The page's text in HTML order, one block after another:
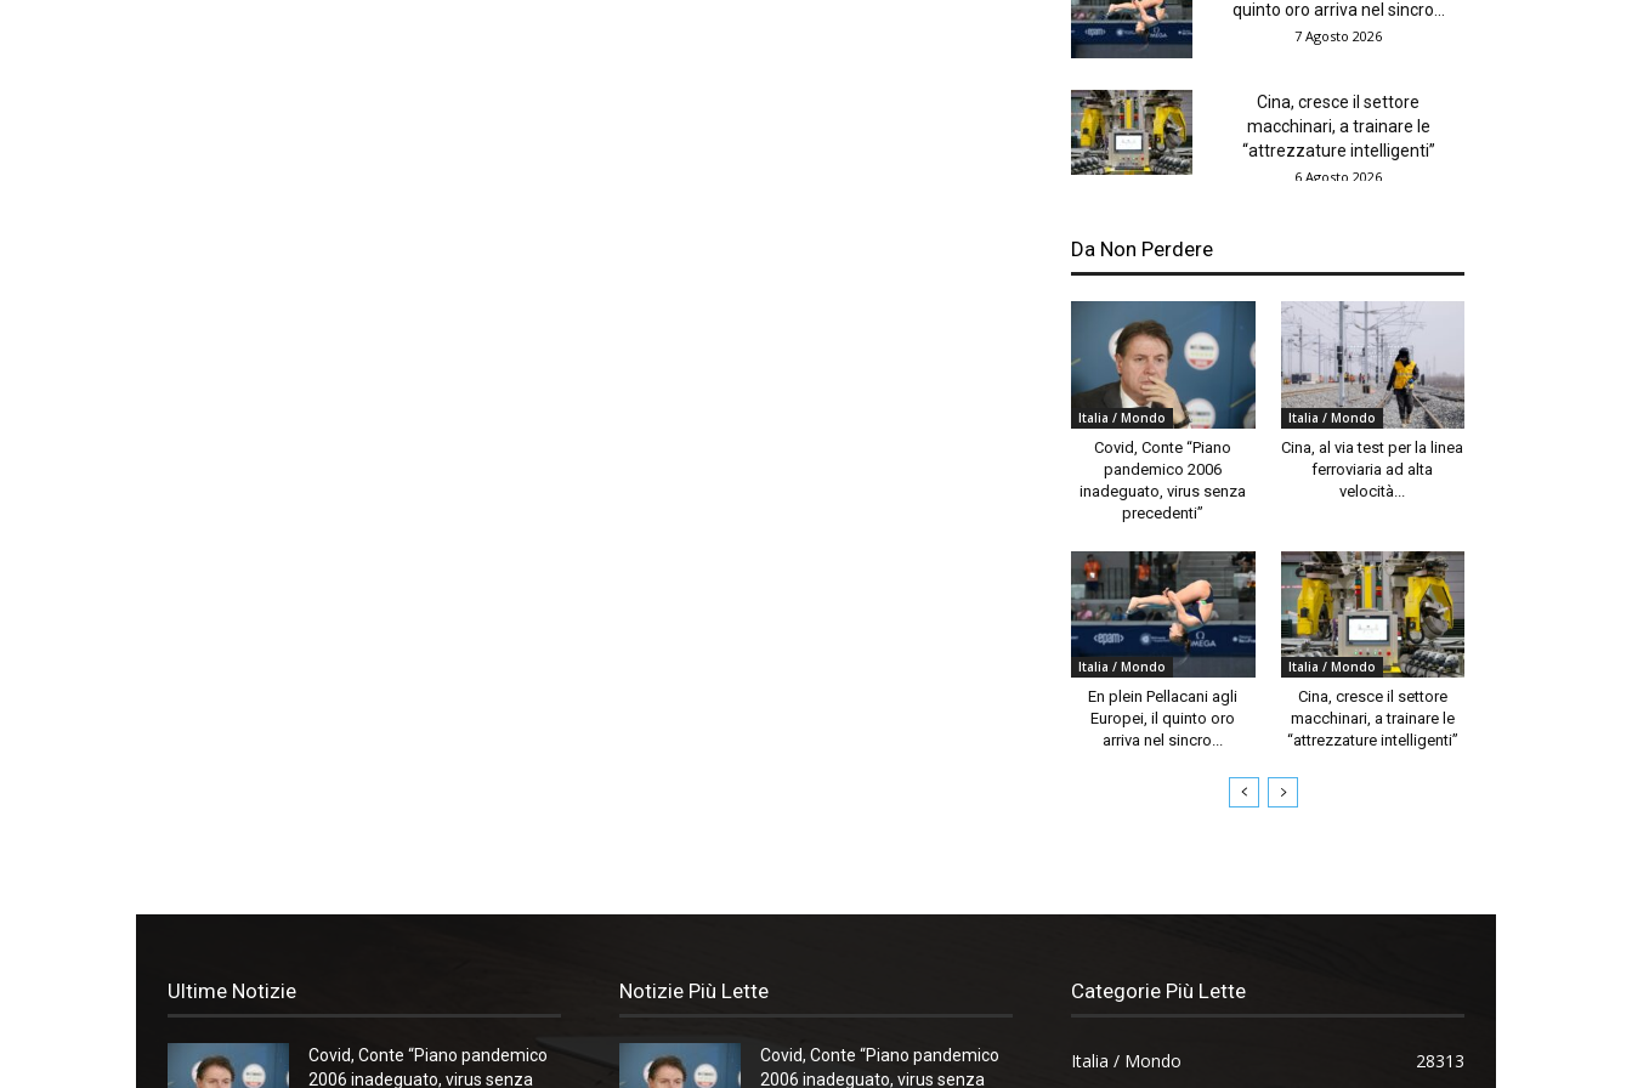
quinto oro arriva nel sincro...
7 Agosto 2026
Cina, cresce il settore
macchinari, a trainare le
“attrezzature intelligenti”
6 Agosto 2026
Da Non Perdere
Italia / Mondo
Covid, Conte “Piano
pandemico 2006
inadeguato, virus senza
precedenti”
Italia / Mondo
Cina, al via test per la linea
ferroviaria ad alta
velocità...
Italia / Mondo
En plein Pellacani agli
Europei, il quinto oro
arriva nel sincro...
Italia / Mondo
Cina, cresce il settore
macchinari, a trainare le
“attrezzature intelligenti”
Ultime Notizie
Covid, Conte “Piano pandemico
2006 inadeguato, virus senza
Notizie Più Lette
Covid, Conte “Piano pandemico
2006 inadeguato, virus senza
Categorie Più Lette
Italia / Mondo
28313